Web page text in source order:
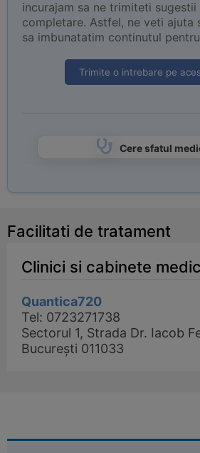
incurajam sa ne trimiteti sugestii
completare. Astfel, ne veti ajuta
sa imbunatatim continutul
Trimite o intrebare pe
Cere sfatul
Facilitati de tratament
Clinici si cabinete
Quantica720
Tel: 0723271738
Sectorul 1, Strada Dr. Iacob
București 011033